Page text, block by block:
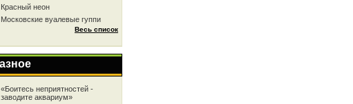
Красный неон
Московские вуалевые гуппи
Весь список
«Боитесь неприятностей -
заводите аквариум»